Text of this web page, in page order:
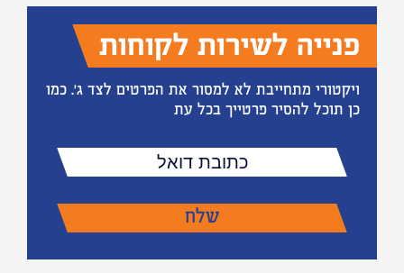
פנייה לשירות לקוחות
ויקטורי מתחייבת לא למסור את הפרטים לצד ג'. כמו
כן תוכל להסיר פרטייך בכל עת